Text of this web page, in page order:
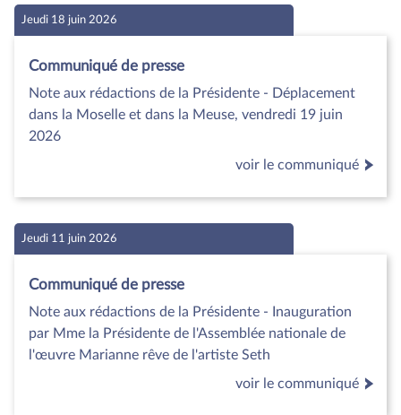
Jeudi 18 juin 2026
Communiqué de presse
Note aux rédactions de la Présidente - Déplacement
dans la Moselle et dans la Meuse, vendredi 19 juin
2026
voir le communiqué
Jeudi 11 juin 2026
Communiqué de presse
Note aux rédactions de la Présidente - Inauguration
par Mme la Présidente de l'Assemblée nationale de
l'œuvre Marianne rêve de l'artiste Seth
voir le communiqué